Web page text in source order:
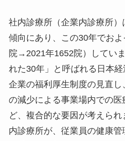
社内診療所（企業内診療所
傾向にあり、この30年でお
院→2021年1652院）してい
れた30年」と呼ばれる日本
企業の福利厚生制度の見直
の減少による事業場内での医
ど、複合的な要因が考えら
内診療所が、従業員の健康